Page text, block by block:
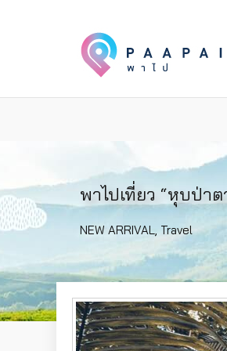
พาไปเที่ยว “หุบป่า
NEW ARRIVAL, Travel